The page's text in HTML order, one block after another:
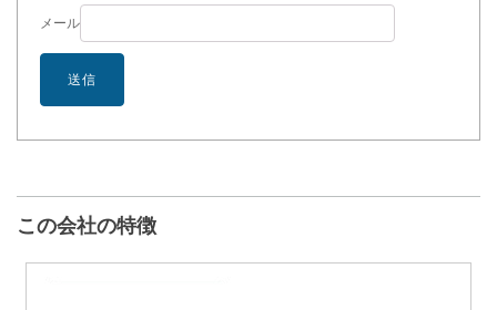
メール
この会社の特徴